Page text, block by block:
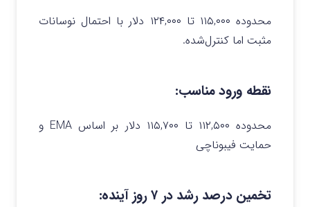
محدوده ۱۱۵,۰۰۰ تا ۱۲۴,۰۰۰ دلار با احتمال نوسانات
مثبت اما کنترل‌شده.
نقطه ورود مناسب:
محدوده ۱۱۲,۵۰۰ تا ۱۱۵,۷۰۰ دلار بر اساس EMA و
حمایت فیبوناچی
تخمین درصد رشد در ۷ روز آینده: